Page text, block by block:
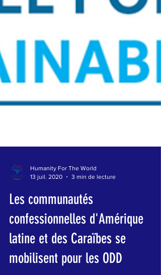
Humanity For The World
Les communautés
confessionnelles d'Amérique
latine et des Caraïbes se